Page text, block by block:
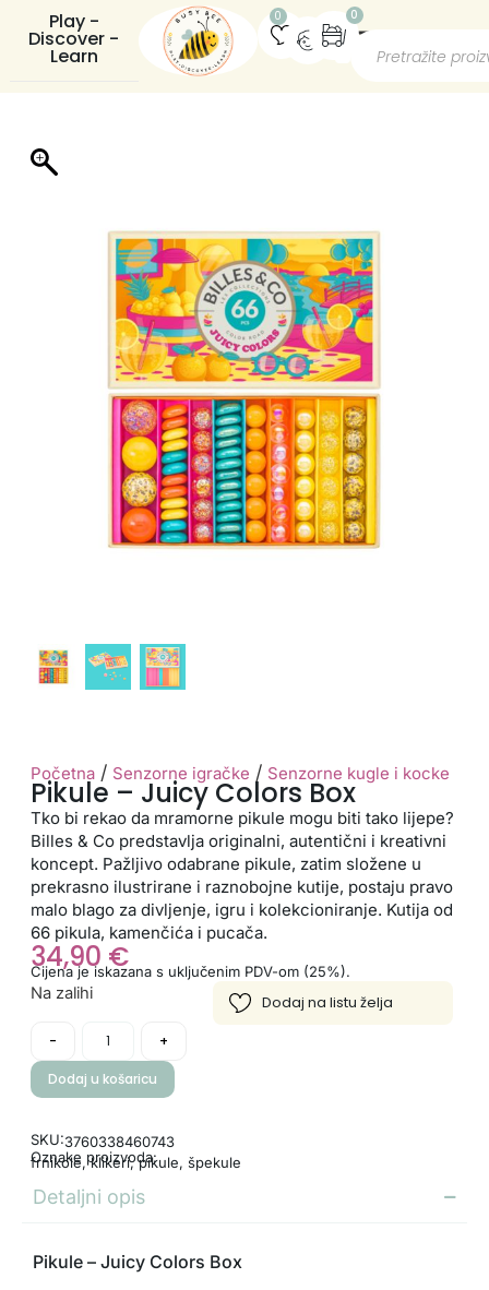
Play -
Discover -
Learn
0 0
Početna/ Senzorne igračke / Senzorne kugle i kocke
Pikule – Juicy Colors Box
Tko bi rekao da mramorne pikule mogu biti tako lijepe?
Billes & Co predstavlja originalni, autentični i kreativni
koncept. Pažljivo odabrane pikule, zatim složene u
prekrasno ilustrirane i raznobojne kutije, postaju pravo
malo blago za divljenje, igru i kolekcioniranje. Kutija od
66 pikula, kamenčića i pucača.
34,90€
Cijena je iskazana s uključenim PDV-om (25%).
Na zalihi
- +
Dodaj u košaricu
SKU:3760338460743
Oznake proizvoda:
frnikole,klikeri,pikule, špekule
Detaljni opis
Pikule – Juicy Colors Box